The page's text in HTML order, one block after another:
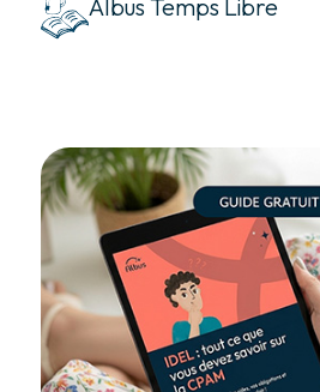
Albus Temps Libre